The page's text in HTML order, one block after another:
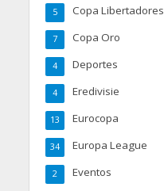
Copa Libertadores
5
Copa Oro
7
Deportes
4
Eredivisie
4
Eurocopa
13
Europa League
34
Eventos
2